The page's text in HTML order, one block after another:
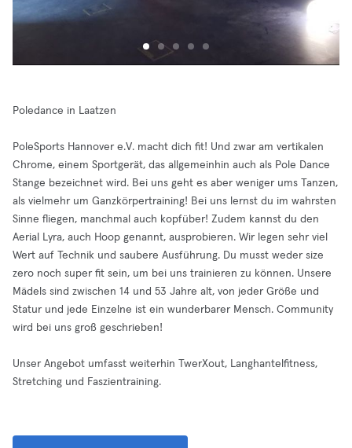
Poledance in Laatzen
PoleSports Hannover e.V. macht dich fit! Und zwar am vertikalen
Chrome, einem Sportgerät, das allgemeinhin auch als Pole Dance
Stange bezeichnet wird. Bei uns geht es aber weniger ums Tanzen,
als vielmehr um Ganzkörpertraining! Bei uns lernst du im wahrsten
Sinne fliegen, manchmal auch kopfüber! Zudem kannst du den
Aerial Lyra, auch Hoop genannt, ausprobieren. Wir legen sehr viel
Wert auf Technik und saubere Ausführung. Du musst weder size
zero noch super fit sein, um bei uns trainieren zu können. Unsere
Mädels sind zwischen 14 und 53 Jahre alt, von jeder Größe und
Statur und jede Einzelne ist ein wunderbarer Mensch. Community
wird bei uns groß geschrieben!
Unser Angebot umfasst weiterhin TwerXout, Langhantelfitness,
Stretching und Faszientraining.